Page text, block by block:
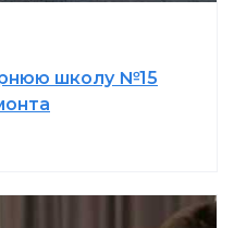
школу №15